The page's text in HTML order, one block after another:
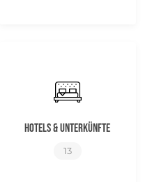
Hotels & Unterkünfte
13